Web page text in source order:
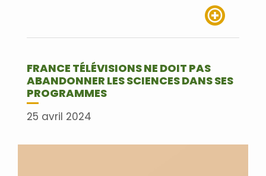
FRANCE TÉLÉVISIONS NE DOIT PAS
ABANDONNER LES SCIENCES DANS SES
PROGRAMMES
25 avril 2024